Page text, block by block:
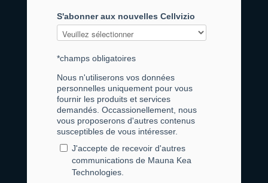
S'abonner aux nouvelles Cellvizio
*champs obligatoires
Nous n'utiliserons vos données
personnelles uniquement pour vous
fournir les produits et services
demandés. Occassionellement, nous
vous proposerons d'autres contenus
susceptibles de vous intéresser.
J'accepte de recevoir d'autres
communications de Mauna Kea
Technologies.